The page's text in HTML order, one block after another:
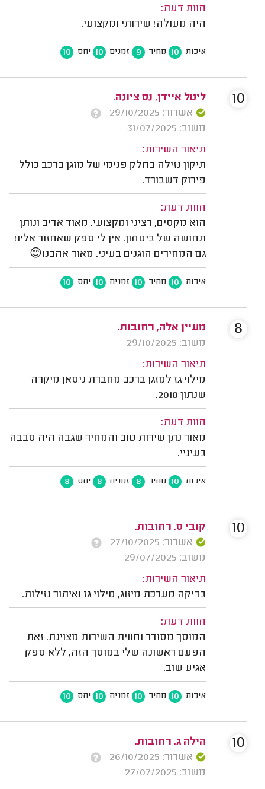
חוות דעת:
היה מעולה! שירותי ומקצועי.
איכות 10 מחיר 9 זמנים 10 יחס 10
ליטל איידן, נס ציונה.
אשרור: 29/10/2025
משוב: 31/07/2025
תיאור השירות:
תיקון נזילה בחלק פנימי של מזגן ברכב כולל
פירוק דשבורד.
חוות דעת:
הוא מקסים, רציני ומקצועי. מאוד אדיב ונותן
תחושה של ביטחון. אין לי ספק שאחזור אליו!
גם המחירים הוגנים בעיני. מאוד אהבנו😊
איכות 10 מחיר 10 זמנים 10 יחס 10
10
מעיין אלה, רחובות.
משוב: 29/10/2025
תיאור השירות:
מילוי גז למזגן ברכב מחברת ניסאן מיקרה
שנתון 2018.
חוות דעת:
מאור נתן שירות טוב והמחיר שגבה היה סבבה
בעיניי.
איכות 10 מחיר 8 זמנים 8 יחס 8
8
קובי ס. רחובות.
אשרור: 27/10/2025
משוב: 29/07/2025
תיאור השירות:
בדיקה מערכת מיזוג, מילוי גז ואיתור נזילות.
חוות דעת:
המוסך מסודר וחווית השירות מצוינת. זאת
הפעם ראשונה שלי במוסך הזה, ללא ספק
אגיע שוב.
איכות 10 מחיר 10 זמנים 10 יחס 10
10
הילה ג. רחובות.
אשרור: 26/10/2025
משוב: 27/07/2025
10